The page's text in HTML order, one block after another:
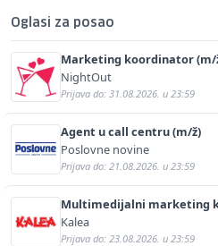
Oglasi za posao
Marketing koordinator (m/
NightOut
Prijava do: 31.08.2026. u 23:59
Agent u call centru (m/ž)
Poslovne novine
Prijava do: 21.08.2026. u 23:59
Multimedijalni marketing
Kalea
Prijava do: 23.08.2026. u 23:59